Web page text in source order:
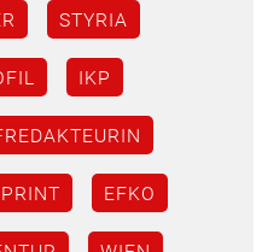
STYRIA
IKP
PRINT EFKO